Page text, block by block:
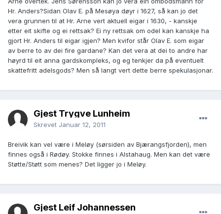
Hr. Anders?Sidan Olav E. på Mesøya døyr i 1627, så kan jo det
vera grunnen til at Hr. Arne vert aktuell eigar i 1630, - kanskje
etter eit skifte og ei rettsak? Ei ny rettsak om odel kan kanskje ha
gjort Hr. Anders til eigar igjen? Men kvifor står Olav E. som eigar
av berre to av dei fire gardane? Kan det vera at dei to andre har
høyrd til eit anna gardskompleks, og eg tenkjer da på eventuelt
skattefritt adelsgods? Men så langt vert dette berre spekulasjonar.
Gjest Trygve Lunheim
Skrevet Januar 12, 2011
Breivik kan vel være i Meløy (sørsiden av Bjærangsfjorden), men
finnes også i Rødøy. Stokke finnes i Alstahaug. Men kan det være
Støtte/Støtt som menes? Det ligger jo i Meløy.
Gjest Leif Johannessen